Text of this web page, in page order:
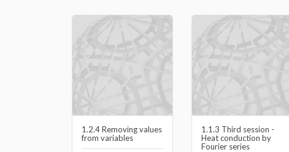
1.2.4 Removing values
from variables
1.1.3 Third session -
Heat conduction by
Fourier series